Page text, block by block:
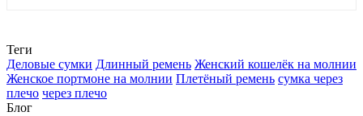
Теги
Деловые сумки Длинный ремень Женский кошелёк на молнии
Женское портмоне на молнии Плетёный ремень сумка через
плечо через плечо
Блог